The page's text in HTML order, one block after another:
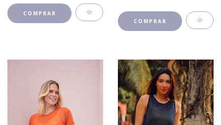
COMPRAR
COMPRAR